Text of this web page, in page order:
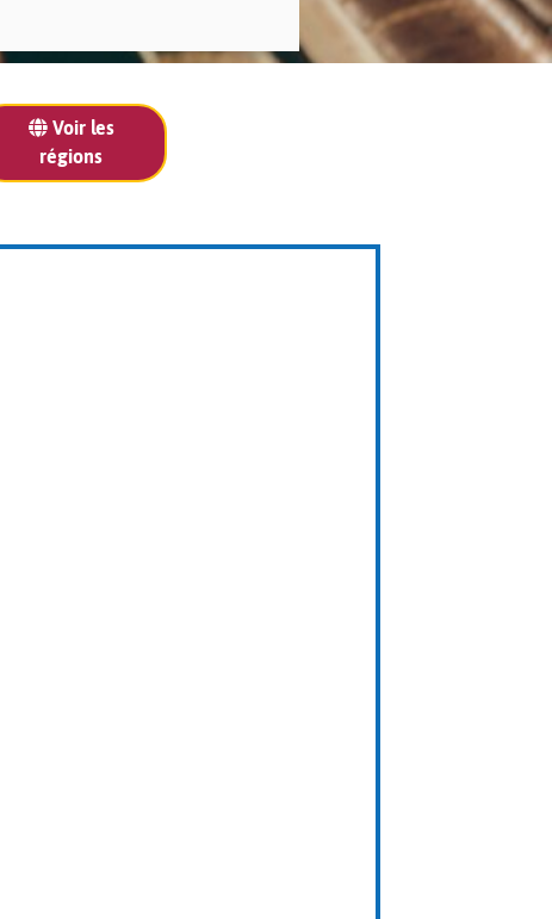
Voir les
régions